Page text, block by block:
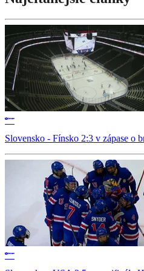
Slovensko - Fínsko 2:3 v zápase o